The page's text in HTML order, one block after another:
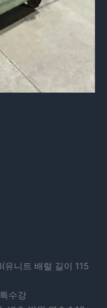
니트 배럴 길이 115
수강